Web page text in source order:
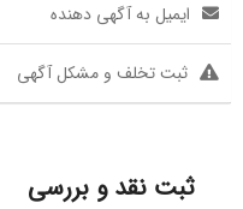
ایمیل به آگهی دهنده
ثبت تخلف و مشکل آگهی
ثبت نقد و بررسی